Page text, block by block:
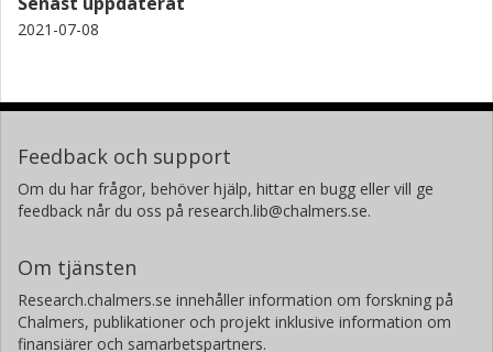
2021-07-08
Feedback och support
Om du har frågor, behöver hjälp, hittar en bugg eller vill ge
feedback når du oss på research.lib@chalmers.se.
Om tjänsten
Research.chalmers.se innehåller information om forskning på
Chalmers, publikationer och projekt inklusive information om
finansiärer och samarbetspartners.